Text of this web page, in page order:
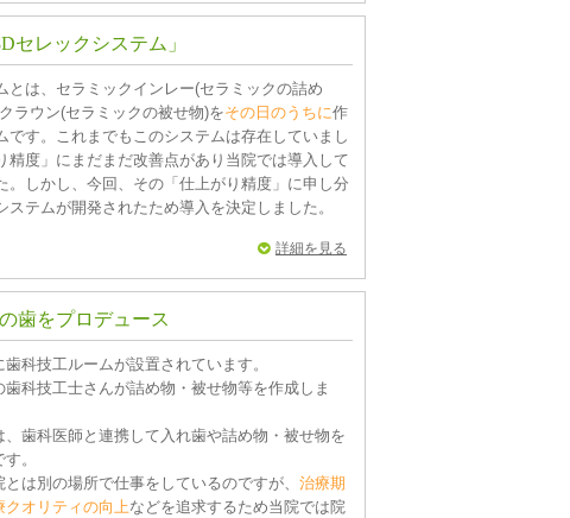
セレックシステム」
とは、セラミックインレー(セラミックの詰め
ラウン(セラミックの被せ物)をその日のうちに作
です。これまでもこのシステムは存在していまし
精度」にまだまだ改善点があり当院では導入して
。しかし、今回、その「仕上がり精度」に申し分
ステムが開発されたため導入を決定しました。
詳細を見る
歯をプロデュース
科技工ルームが設置されています。
歯科技工士さんが詰め物・被せ物等を作成しま
、歯科医師と連携して入れ歯や詰め物・被せ物を
。
は別の場所で仕事をしているのですが、 治療期
クオリティの向上などを追求するため当院では院